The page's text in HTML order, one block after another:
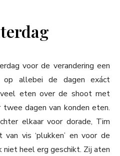
voor de verandering een
allebei de dagen exáct
eten over de shoot met
dagen van konden eten.
elkaar voor dorade, Tim
vis ‘plukken’ en voor de
heel erg geschikt. Zij aten